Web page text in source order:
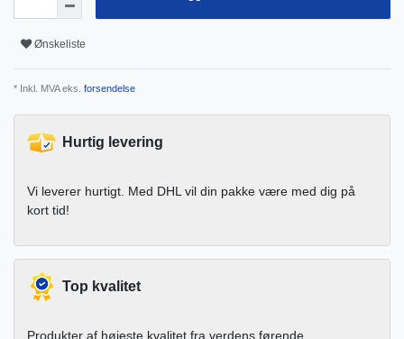
Ønskeliste
* Inkl. MVA eks. forsendelse
Hurtig levering
Vi leverer hurtigt. Med DHL vil din pakke være med dig på
kort tid!
Top kvalitet
Produkter af højeste kvalitet fra verdens førende